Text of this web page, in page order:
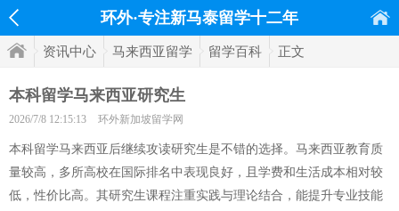
环外·专注新马泰留学十二年
资讯中心 马来西亚留学 留学百科 正文
本科留学马来西亚研究生
2026/7/8 12:15:13 环外新加坡留学网
本科留学马来西亚后继续攻读研究生是不错的选择。马来西亚教育质
量较高，多所高校在国际排名中表现良好，且学费和生活成本相对较
低，性价比高。其研究生课程注重实践与理论结合，能提升专业技能